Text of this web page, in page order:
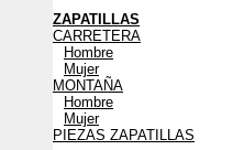
ZAPATILLAS
CARRETERA
Hombre
Mujer
MONTAÑA
Hombre
Mujer
PIEZAS ZAPATILLAS